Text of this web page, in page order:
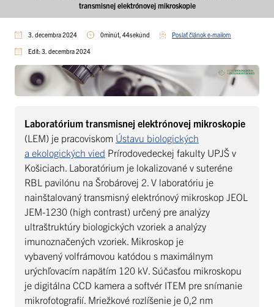
transmisnej elektrónovej mikroskopie
3. decembra 2024 0minút, 44sekúnd Poslať článok e-mailom
Edit: 3. decembra 2024
Laboratórium transmisnej elektrónovej mikroskopie
(LEM) je pracoviskom Ústavu biologických
a ekologických vied Prírodovedeckej fakulty UPJŠ v
Košiciach. Laboratórium je lokalizované v suteréne
RBL pavilónu na Šrobárovej 2. V laboratóriu je
nainštalovaný transmisný elektrónový mikroskop JEOL
JEM-1230 (high contrast) určený pre analýzy
ultraštruktúry biologických vzoriek a analýzy
imunoznačených vzoriek. Mikroskop je
vybavený volfrámovou katódou s maximálnym
urýchľovacím napätím 120 kV. Súčasťou mikroskopu
je digitálna CCD kamera a softvér ITEM pre snímanie
mikrofotografií. Mriežkové rozlíšenie je 0,2 nm